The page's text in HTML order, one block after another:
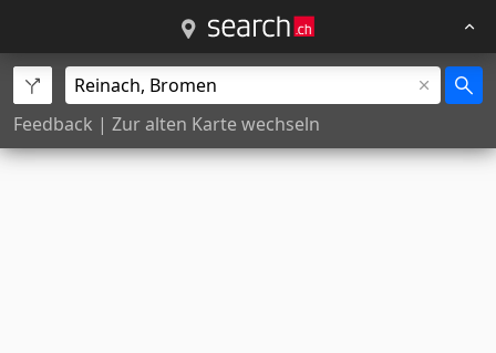
Feedback | Zur alten Karte wechseln